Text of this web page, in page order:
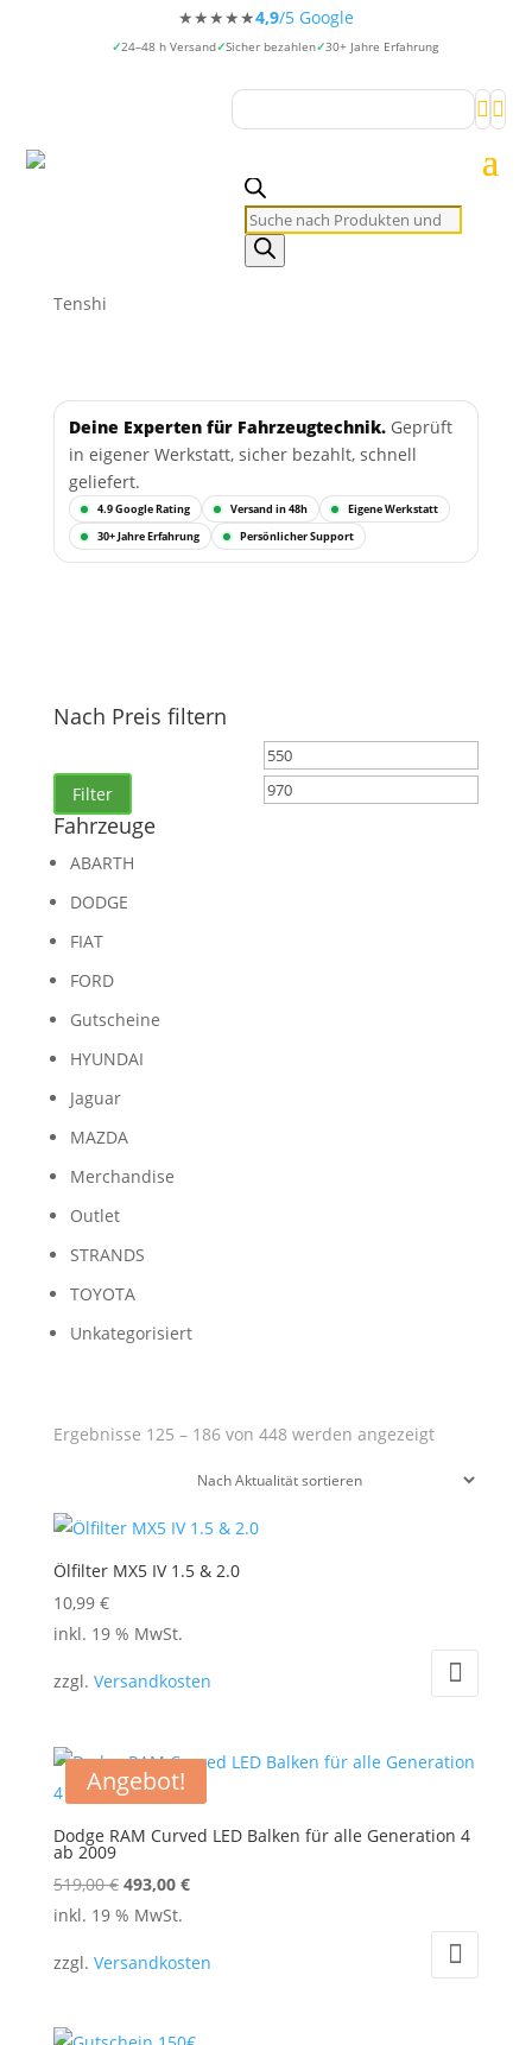
★★★★★4,9/5 Google
24–48 h Versand Sicher bezahlen 30+ Jahre Erfahrung


Products
search
Tenshi
Deine Experten für Fahrzeugtechnik.Geprüft
in eigener Werkstatt, sicher bezahlt, schnell
geliefert.
4.9 Google Rating Versand in 48h
Eigene Werkstatt
30+ Jahre Erfahrung
Persönlicher Support
Nach Preis filtern
Min.
Preis
Filter
Fahrzeuge
ABARTH
DODGE
FIAT
FORD
Gutscheine
HYUNDAI
Jaguar
MAZDA
Merchandise
Outlet
STRANDS
TOYOTA
Unkategorisiert
Ergebnisse 125 – 186 von 448 werden angezeigtNach
sortiert
Ölfilter MX5 IV 1.5 & 2.0
10,99 €
inkl. 19 % MwSt.
zzgl. Versandkosten
Angebot!
Dodge RAM Curved LED Balken für alle Generation 4
ab 2009
519,00€ Ursprünglicher
Preis
519,00 €
493,00 €Aktueller
493,00 €.
inkl. 19 % MwSt.
zzgl. Versandkosten